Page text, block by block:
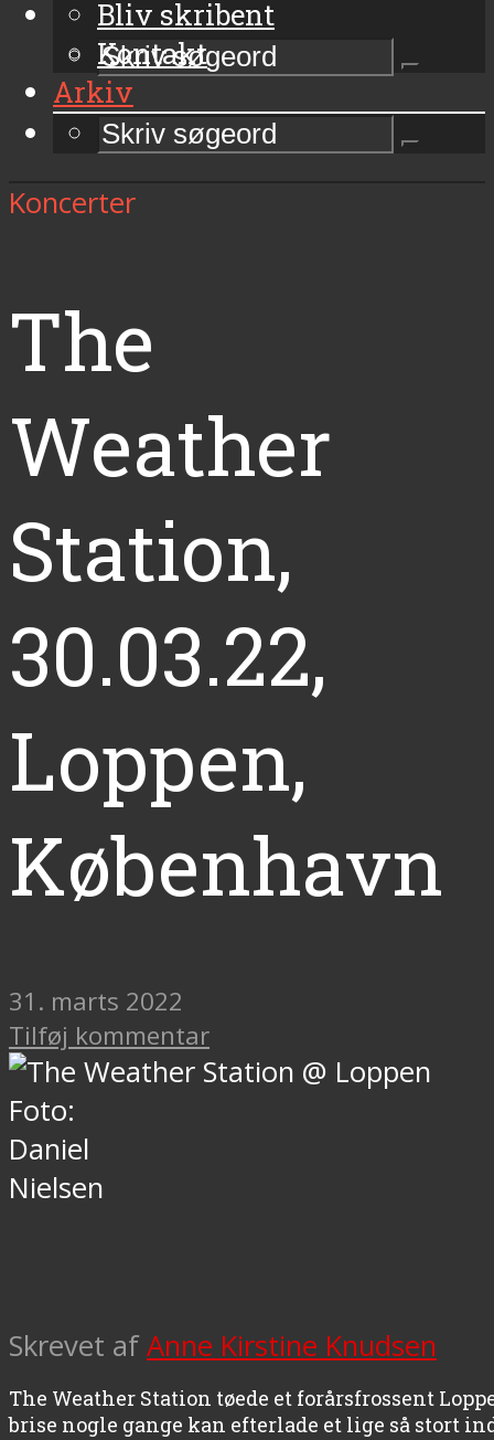
Bliv skribent
Kontakt
Arkiv
Koncerter
The
Weather
Station,
30.03.22,
Loppen,
København
31. marts 2022
Tilføj kommentar
Foto:
Daniel
Nielsen
Skrevet afAnne Kirstine Knudsen
The Weather Station tøede et forårsfrossent
brise nogle gange kan efterlade et lige så stort